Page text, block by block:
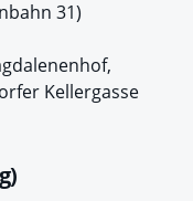
31)
Kellergasse